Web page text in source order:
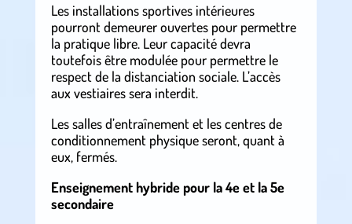
Les installations sportives intérieures
pourront demeurer ouvertes pour permettre
la pratique libre. Leur capacité devra
toutefois être modulée pour permettre le
respect de la distanciation sociale. L’accès
aux vestiaires sera interdit.
Les salles d’entraînement et les centres de
conditionnement physique seront, quant à
eux, fermés.
Enseignement hybride pour la 4e et la 5e
secondaire